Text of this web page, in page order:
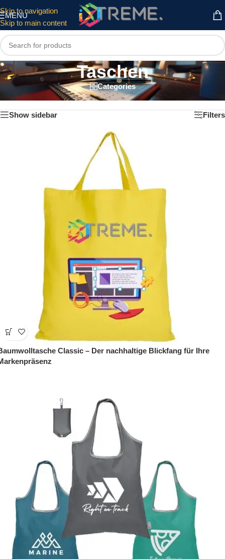
Skip to navigation
Skip to main content
MENU
Taschen
Categories
Start/Taschen Alle 11 Ergebnisse werden angezeigt
Show sidebar Filters
Classic – Der nachhaltige Blickfang für Ihre